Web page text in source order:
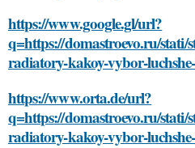
https://www.google.gl/url?
q=https://domastroevo.ru/stati/
radiatory-kakoy-vybor-
https://www.orta.de/url?
q=https://domastroevo.ru/stati/
radiatory-kakoy-vybor-